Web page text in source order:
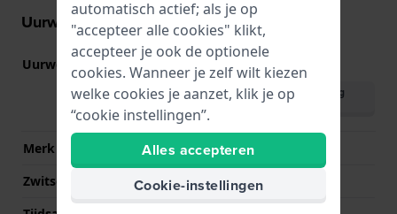
Uurwerk informatie
Uurwerk nr. 80.601 Bekijk specificaties
Download handleiding
(English)
Merk uurwerk
ETA
Zwitsers uurwerk
Ja
automatisch actief; als je op
"accepteer alle cookies" klikt,
accepteer je ook de optionele
cookies. Wanneer je zelf wilt kiezen
welke cookies je aanzet, klik je op
“cookie instellingen”.
Alles accepteren
Cookie-instellingen